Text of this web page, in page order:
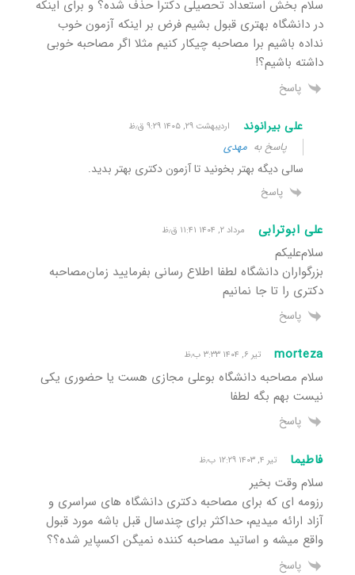
سلام بخش استعداد تحصیلی دکترا حذف شده؟ و برای اینکه
در دانشگاه بهتری قبول بشیم فرض بر اینکه آزمون خوب
نداده باشیم برا مصاحبه چیکار کنیم مثلا اگر مصاحبه خوبی
داشته باشیم؟!
پاسخ
علی بیرانوند اردیبهشت ۲۹, ۱۴۰۵ ۹:۲۹ ق٫ظ
پاسخ به مهدی
سالی دیگه بهتر بخونید تا آزمون دکتری بهتر بدید.
پاسخ
علی ابوترابی مرداد ۲, ۱۴۰۴ ۱۱:۴۱ ق٫ظ
سلام‌علیکم‌
بزرگواران دانشگاه لطفا اطلاع رسانی بفرمایید زمان‌مصاحبه
دکتری را تا جا نمانیم‌
پاسخ
morteza تیر ۶, ۱۴۰۴ ۳:۳۳ ب٫ظ
سلام مصاحبه دانشگاه بوعلی مجازی هست یا حضوری یکی
نیست بهم بگه لطفا
پاسخ
فاطیما تیر ۴, ۱۴۰۳ ۱۲:۲۹ ب٫ظ
سلام وقت بخیر
رزومه ای که برای مصاحبه دکتری دانشگاه های سراسری و
آزاد ارائه میدیم، حداکثر برای چندسال قبل باشه مورد قبول
واقع میشه و اساتید مصاحبه کننده نمیگن اکسپایر شده؟؟
پاسخ